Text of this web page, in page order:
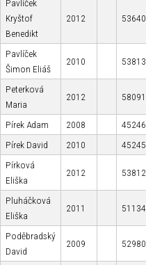
Pavlíček
Kryštof
Benedikt
2012 53640
Pavlíček
Šimon Eliáš
2010 53813
Peterková
Maria
2012 58091
Pírek Adam 2008 45246
Pírek David
2010 45245
Pírková
Eliška
2012 53812
Pluháčková
Eliška
2011 51134
Poděbradský
David
2009 52980